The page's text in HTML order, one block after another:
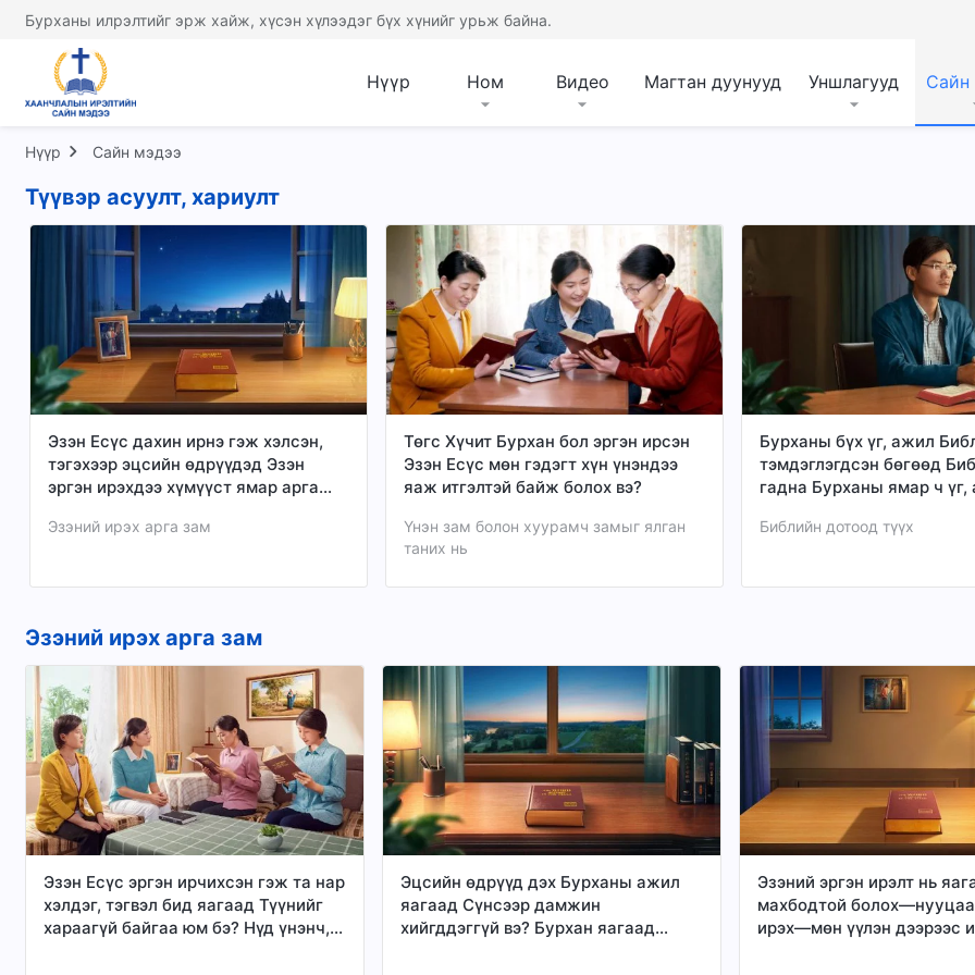
Бурханы илрэлтийг эрж хайж, хүсэн хүлээдэг бүх хүнийг урьж байна.
Нүүр Ном Видео Магтан дуунууд Уншлагууд Сайн
Нүүр Сайн мэдээ
Түүвэр асуулт, хариулт
Эзэн Есүс дахин ирнэ гэж хэлсэн,
тэгэхээр эцсийн өдрүүдэд Эзэн
эргэн ирэхдээ хүмүүст ямар арга
Эзэний ирэх арга зам
Төгс Хүчит Бурхан бол эргэн ирсэн
Эзэн Есүс мөн гэдэгт хүн үнэндээ
яаж итгэлтэй байж болох вэ?
Үнэн зам болон хуурамч замыг ялган
таних нь
Бурханы бүх үг, ажил
тэмдэглэгдсэн бөгөөд
гадна Бурханы ямар ч үг,
Ингэж бодох нь буруу юм
Библийн дотоод түүх
Эзэний ирэх арга зам
Эзэн Есүс эргэн ирчихсэн гэж та нар
хэлдэг, тэгвэл бид яагаад Түүнийг
хараагүй байгаа юм бэ? Нүд үнэнч,
Эцсийн өдрүүд дэх Бурханы ажил
яагаад Сүнсээр дамжин
хийгддэггүй вэ? Бурхан яагаад
Эзэний эргэн ирэлт нь
махбодтой
ирэх—мөн үүлэн дээрээс